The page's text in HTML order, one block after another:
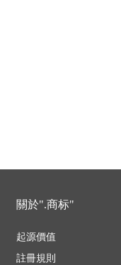
關於".商标"
起源價值
註冊規則